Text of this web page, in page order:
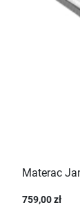
Materac
759,00 zł